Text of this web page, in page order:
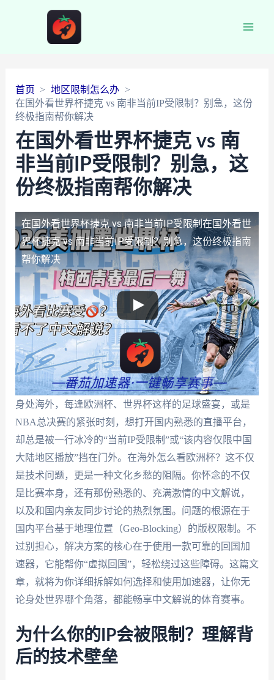
首页
地区限制怎么办
在国外看世界杯捷克 vs 南非当前IP受限制？别急，这份
终极指南帮你解决
在国外看世界杯捷克 vs 南
非当前IP受限制？别急，这
份终极指南帮你解决
在国外看世界杯捷克 vs 南非当前IP受限制在国外看世
界杯捷克 vs 南非当前IP受限制？别急，这份终极指南
帮你解决
身处海外，每逢欧洲杯、世界杯这样的足球盛宴，或是
NBA总决赛的紧张时刻，想打开国内熟悉的直播平台，
却总是被一行冰冷的“当前IP受限制”或“该内容仅限中国
大陆地区播放”挡在门外。在海外怎么看欧洲杯？这不仅
是技术问题，更是一种文化乡愁的阻隔。你怀念的不仅
是比赛本身，还有那份熟悉的、充满激情的中文解说，
以及和国内亲友同步讨论的热烈氛围。问题的根源在于
国内平台基于地理位置（Geo-Blocking）的版权限制。不
过别担心，解决方案的核心在于使用一款可靠的回国加
速器，它能帮你“虚拟回国”，轻松绕过这些障碍。这篇文
章，就将为你详细拆解如何选择和使用加速器，让你无
论身处世界哪个角落，都能畅享中文解说的体育赛事。
为什么你的IP会被限制？理解背
后的技术壁垒